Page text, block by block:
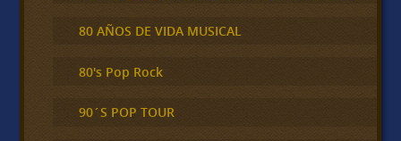
80 AÑOS DE VIDA MUSICAL
80's Pop Rock
90´S POP TOUR